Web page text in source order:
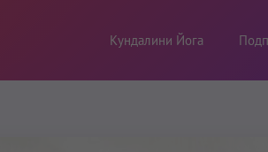
Кундалини Йога